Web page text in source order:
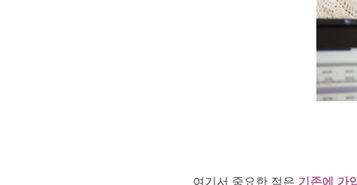
여기서 중요한 점은 기존에 가